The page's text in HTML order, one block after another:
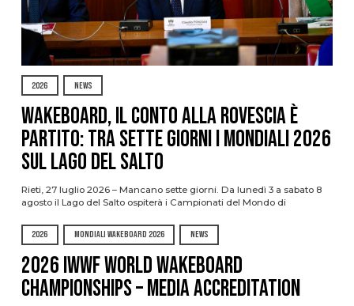
2026 NEWS
Wakeboard, il conto alla rovescia è
partito: tra sette giorni i Mondiali 2026
sul Lago del Salto
Rieti, 27 luglio 2026 – Mancano sette giorni. Da lunedì 3 a sabato 8
agosto il Lago del Salto ospiterà i Campionati del Mondo di
2026 MONDIALI WAKEBOARD 2026 NEWS
2026 IWWF WORLD WAKEBOARD
CHAMPIONSHIPS – MEDIA ACCREDITATION